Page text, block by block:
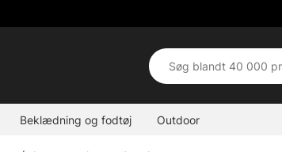
Beklædning og fodtøj Outdoor